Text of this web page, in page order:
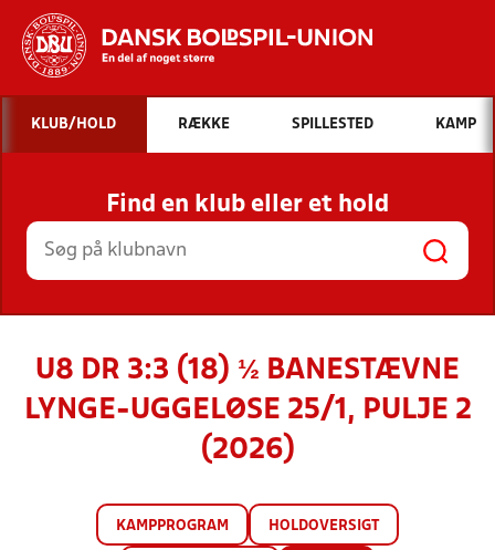
Hvad vil du søge efter?
INDHOLD OG NYHEDER
STILLINGER, RESULTATER, KLUBBER OG
HOLD
KLUB/HOLD RÆKKE SPILLESTED KAMP
Find en klub eller et hold
U8 DR 3:3 (18) ½ BANESTÆVNE
LYNGE-UGGELØSE 25/1, PULJE 2
(2026)
KAMPPROGRAM HOLDOVERSIGT